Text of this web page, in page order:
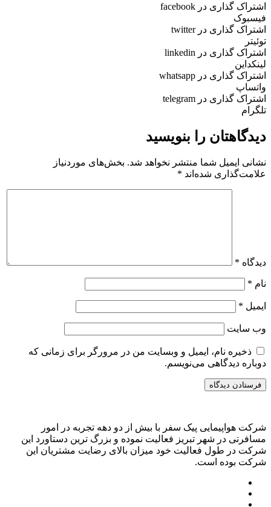
اشتراک گذاری در facebook
فیسبوک
اشتراک گذاری در twitter
توئیتر
اشتراک گذاری در linkedin
لینکداین
اشتراک گذاری در whatsapp
واتساپ
اشتراک گذاری در telegram
تلگرام
دیدگاهتان را بنویسید
نشانی ایمیل شما منتشر نخواهد شد. بخش‌های موردنیاز
علامت‌گذاری شده‌اند *
دیدگاه *
نام *
ایمیل *
وب‌ سایت
ذخیره نام، ایمیل و وبسایت من در مرورگر برای زمانی که
دوباره دیدگاهی می‌نویسم.
شرکت هواپیمایی پیک سفر با بیش از دو دهه تجربه در امور
مسافرتی در شهر تبریز فعالیت نموده و بزرگ ترین دستاورد این
شرکت در طول فعالیت خود میزان بالای رضایت مشتریان این
شرکت بوده است.